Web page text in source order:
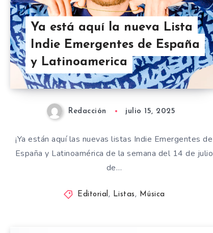
Ya está aquí la nueva Lista
Indie Emergentes de España
y Latinoamerica
Redacción julio 15, 2025
¡Ya están aquí las nuevas listas Indie Emergentes de
España y Latinoamérica de la semana del 14 de julio
de…
Editorial, Listas, Música